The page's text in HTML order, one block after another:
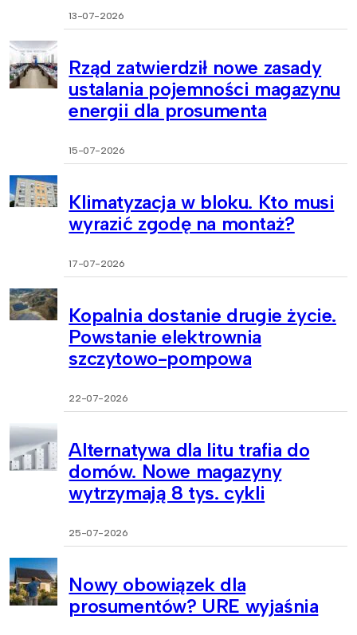
13-07-2026
Rząd zatwierdził nowe zasady
ustalania pojemności magazynu
energii dla prosumenta
15-07-2026
Klimatyzacja w bloku. Kto musi
wyrazić zgodę na montaż?
17-07-2026
Kopalnia dostanie drugie życie.
Powstanie elektrownia
szczytowo-pompowa
22-07-2026
Alternatywa dla litu trafia do
domów. Nowe magazyny
wytrzymają 8 tys. cykli
25-07-2026
Nowy obowiązek dla
prosumentów? URE wyjaśnia